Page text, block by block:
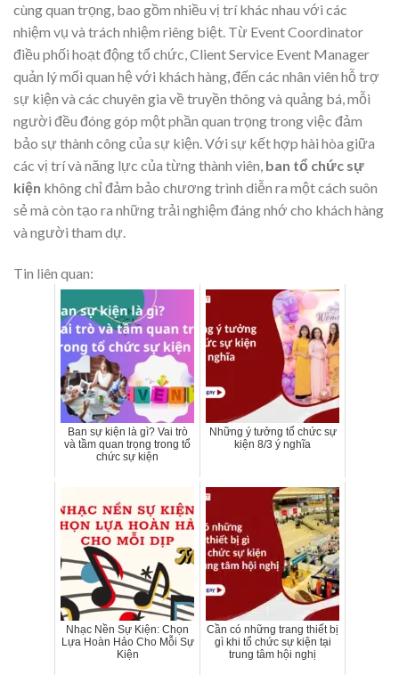
cùng quan trọng, bao gồm nhiều vị trí khác nhau với các
nhiệm vụ và trách nhiệm riêng biệt. Từ Event Coordinator
điều phối hoạt động tổ chức, Client Service Event Manager
quản lý mối quan hệ với khách hàng, đến các nhân viên hỗ trợ
sự kiện và các chuyên gia về truyền thông và quảng bá, mỗi
người đều đóng góp một phần quan trọng trong việc đảm
bảo sự thành công của sự kiện. Với sự kết hợp hài hòa giữa
các vị trí và năng lực của từng thành viên, ban tổ chức sự
kiện không chỉ đảm bảo chương trình diễn ra một cách suôn
sẻ mà còn tạo ra những trải nghiệm đáng nhớ cho khách hàng
và người tham dự.
Tin liên quan:
Ban sự kiện là gì? Vai trò
và tầm quan trọng trong tổ
chức sự kiện
Những ý tưởng tổ chức sự
kiện 8/3 ý nghĩa
Nhạc Nền Sự Kiện: Chọn
Lựa Hoàn Hảo Cho Mỗi Sự
Kiện
Cần có những trang thiết bị
gì khi tổ chức sự kiện tại
trung tâm hội nghị